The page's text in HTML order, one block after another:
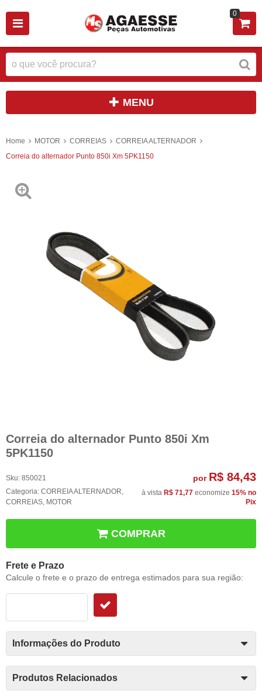
0
MENU
Home MOTOR CORREIAS
CORREIA ALTERNADOR
Correia do alternador Punto 850i Xm 5PK1150
Correia do alternador Punto 850i Xm
5PK1150
Sku: 850021
Categoria: CORREIA ALTERNADOR,
CORREIAS, MOTOR
por R$ 84,43
à vista R$ 71,77 economize 15% no
Pix
COMPRAR
Frete e Prazo
Calcule o frete e o prazo de entrega estimados para sua região:
Informações do Produto
Produtos Relacionados